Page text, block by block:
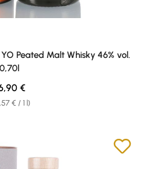
Peated Malt Whisky 46% vol.
0,70l
€ / 1 l)
price:
€